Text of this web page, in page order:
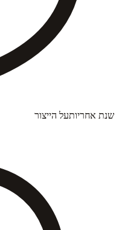
שנת אחריותעל הייצור